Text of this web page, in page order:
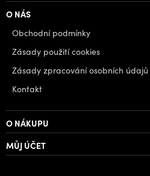
O NÁS
Obchodní podmínky
Zásady použití cookies
Zásady zpracování osobních údajů
Kontakt
O NÁKUPU
MŮJ ÚČET